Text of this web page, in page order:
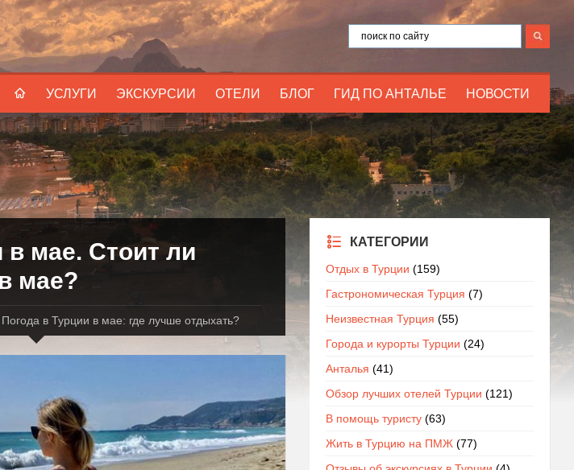
УСЛУГИ ЭКСКУРСИИ ОТЕЛИ БЛОГ ГИД ПО АНТАЛЬЕ НОВОСТИ
в мае. Стоит ли
мае?
Погода в Турции в мае: где лучше отдыхать?
КАТЕГОРИИ
Отдых в Турции (159)
Гастрономическая Турция (7)
Неизвестная Турция (55)
Города и курорты Турции (24)
Анталья (41)
Обзор лучших отелей Турции (121)
В помощь туристу(63)
Жить в Турцию на ПМЖ(77)